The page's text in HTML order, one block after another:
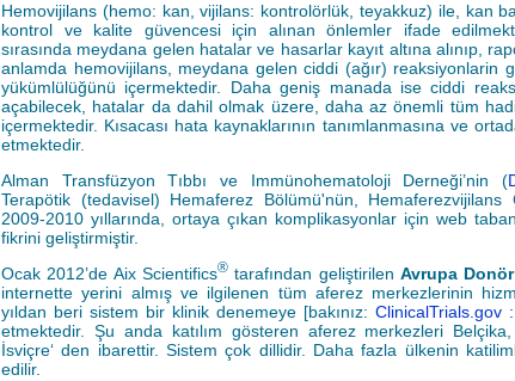
Hemovijilans (hemo: kan, vijilans: kontrolörlük, teyakkuz) ile, kan
kontrol ve kalite güvencesi için alınan önlemler ifade
sırasında meydana gelen hatalar ve hasarlar kayıt altına alınıp,
anlamda hemovijilans, meydana gelen ciddi (ağır) reaksiyonlarin
yükümlülüğünü içermektedir. Daha geniş manada ise ciddi
açabilecek, hatalar da dahil olmak üzere, daha az önemli tüm
içermektedir. Kısacası hata kaynaklarının tanımlanmasına ve
etmektedir.
Alman Transfüzyon Tıbbı ve Immünohematoloji Derneği’nin (
Terapötik (tedavisel) Hemaferez Bölümü'nün, Hemaferezvijilans
2009-2010 yıllarında, ortaya çıkan komplikasyonlar için web
fikrini geliştirmiştir.
Ocak 2012’de Aix Scientifics® tarafından geliştirilen Avrupa
internette yerini almış ve ilgilenen tüm aferez merkezlerinin
yıldan beri sistem bir klinik denemeye [bakınız: ClinicalTrials.gov
etmektedir. Şu anda katılım gösteren aferez merkezleri
İsviçre‘ den ibarettir. Sistem çok dillidir. Daha fazla ülkenin
edilir.